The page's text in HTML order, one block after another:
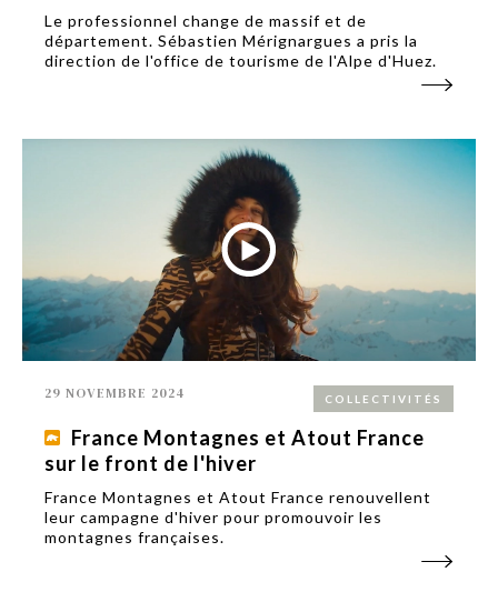
Le professionnel change de massif et de
département. Sébastien Mérignargues a pris la
direction de l'office de tourisme de l'Alpe d'Huez.
COLLECTIVITÉS
29 NOVEMBRE 2024
France Montagnes et Atout France
sur le front de l'hiver
France Montagnes et Atout France renouvellent
leur campagne d'hiver pour promouvoir les
montagnes françaises.